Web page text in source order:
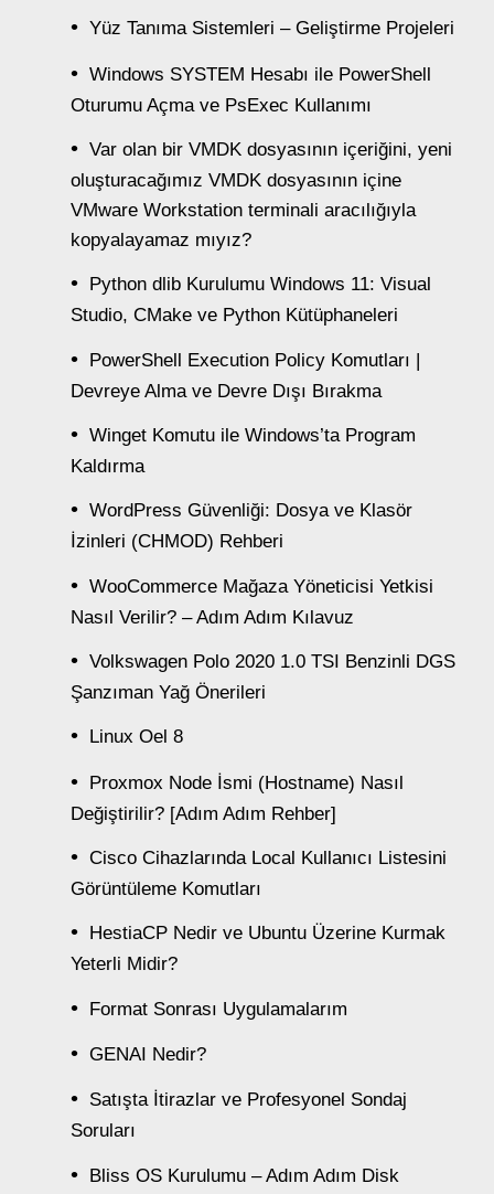
Yüz Tanıma Sistemleri – Geliştirme Projeleri
Windows SYSTEM Hesabı ile PowerShell
Oturumu Açma ve PsExec Kullanımı
Var olan bir VMDK dosyasının içeriğini, yeni
oluşturacağımız VMDK dosyasının içine
VMware Workstation terminali aracılığıyla
kopyalayamaz mıyız?
Python dlib Kurulumu Windows 11: Visual
Studio, CMake ve Python Kütüphaneleri
PowerShell Execution Policy Komutları |
Devreye Alma ve Devre Dışı Bırakma
Winget Komutu ile Windows’ta Program
Kaldırma
WordPress Güvenliği: Dosya ve Klasör
İzinleri (CHMOD) Rehberi
WooCommerce Mağaza Yöneticisi Yetkisi
Nasıl Verilir? – Adım Adım Kılavuz
Volkswagen Polo 2020 1.0 TSI Benzinli DGS
Şanzıman Yağ Önerileri
Linux Oel 8
Proxmox Node İsmi (Hostname) Nasıl
Değiştirilir? [Adım Adım Rehber]
Cisco Cihazlarında Local Kullanıcı Listesini
Görüntüleme Komutları
HestiaCP Nedir ve Ubuntu Üzerine Kurmak
Yeterli Midir?
Format Sonrası Uygulamalarım
GENAI Nedir?
Satışta İtirazlar ve Profesyonel Sondaj
Soruları
Bliss OS Kurulumu – Adım Adım Disk